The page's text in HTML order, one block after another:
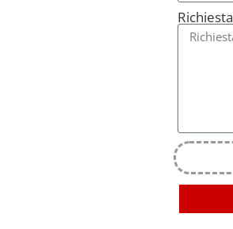
Richiesta